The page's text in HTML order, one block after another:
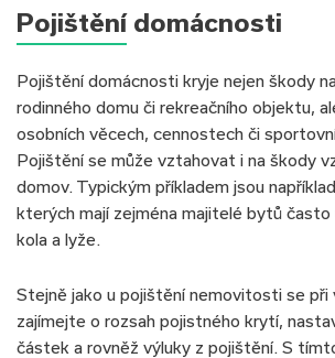
Pojištění domácnosti
Pojištění domácnosti kryje nejen škody
rodinného domu či rekreačního objektu,
osobních věcech, cennostech či
Pojištění se může vztahovat i na škody
domov. Typickým příkladem jsou
kterých mají zejména majitelé bytů často
kola a lyže.
Stejně jako u pojištění nemovitosti se při
zajímejte o rozsah pojistného krytí,
částek a rovněž výluky z pojištění. S